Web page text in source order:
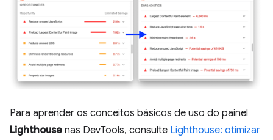
Para aprender os conceitos básicos de uso do painel
Lighthouse nas DevTools, consulte Lighthouse: otimizar